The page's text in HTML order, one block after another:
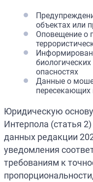
объектах или
Оповещение о
опасностях
Данные о
пересекающих
Юридическую
Интерпола (статья
данных редакции
уведомления
требованиям к